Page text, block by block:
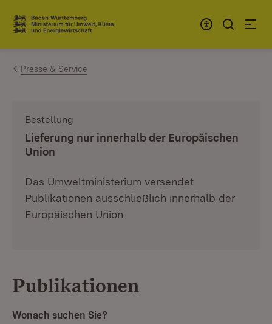
Zum Inhalt springen
Link zur Startseite
Presse & Service
Bestellung
Lieferung nur innerhalb der Europäischen
Union
Das Umweltministerium versendet
Publikationen ausschließlich innerhalb der
Europäischen Union.
Publikationen
Wonach suchen Sie?